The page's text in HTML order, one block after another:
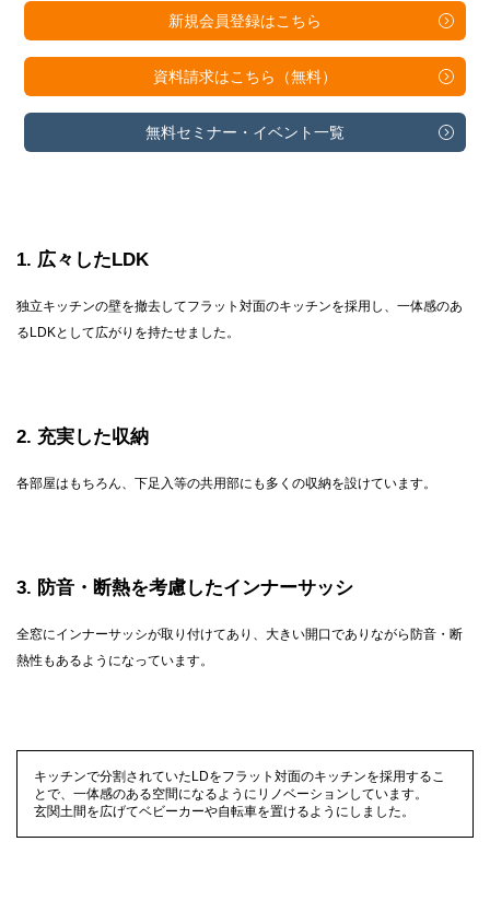
新規会員登録はこちら
資料請求はこちら（無料）
無料セミナー・ イベント一覧
1 広々したLDK
独立キッチンの壁を撤去してフラット対面のキッチンを採用し、一体感のあ
るLDKとして広がりを持たせました。
2 充実した収納
各部屋はもちろん、下足入等の共用部にも多くの収納を設けています。
3 防音・断熱を考慮したインナーサッシ
全窓にインナーサッシが取り付けてあり、大きい開口でありながら防音・断
熱性もあるようになっています。
キッチンで分割されていたLDをフラット対面のキッチンを採用するこ
とで、一体感のある空間になるようにリノベーションしています。
玄関土間を広げてベビーカーや自転車を置けるようにしました。